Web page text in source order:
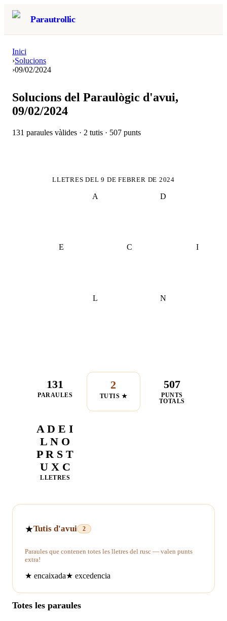
Parautrollic
Inici
›Solucions
›09/02/2024
Solucions del Paraulògic d'avui,
09/02/2024
131 paraules vàlides · 2 tutis · 507 punts
LLETRES DEL9 DE FEBRER DE 2024
C
A D
E I
L N
131
PARAULES
2
TUTIS ★
507
PUNTS
TOTALS
A D E I
L N O
P R S T
U X C
LLETRES
★Tutis d'avui 2
Paraules que contenen totes les lletres del rusc — valen punts
extra!
★ encaixada★ excedencia
Totes les paraules